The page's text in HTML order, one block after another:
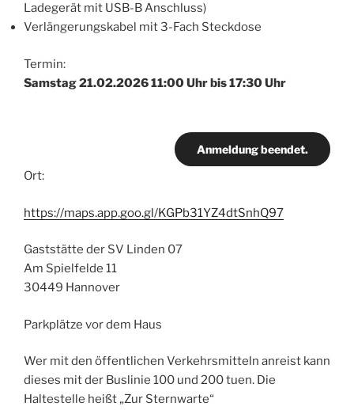
Ladegerät mit USB-B Anschluss)
Verlängerungskabel mit 3-Fach Steckdose
Termin:
Samstag 21.02.2026 11:00 Uhr bis 17:30 Uhr
Anmeldung beendet.
Ort:
https://maps.app.goo.gl/KGPb31YZ4dtSnhQ97
Gaststätte der SV Linden 07
Am Spielfelde 11
30449 Hannover
Parkplätze vor dem Haus
Wer mit den öffentlichen Verkehrsmitteln anreist kann
dieses mit der Buslinie 100 und 200 tuen. Die
Haltestelle heißt „Zur Sternwarte“